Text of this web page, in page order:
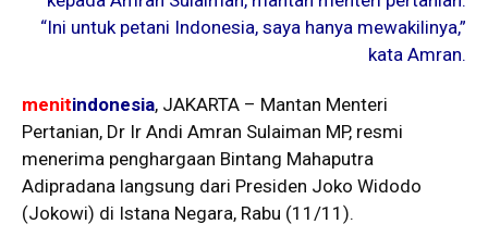
“Ini untuk petani Indonesia, saya hanya mewakilinya,”
kata Amran.
menitindonesia, JAKARTA – Mantan Menteri
Pertanian, Dr Ir Andi Amran Sulaiman MP, resmi
menerima penghargaan Bintang Mahaputra
Adipradana langsung dari Presiden Joko Widodo
(Jokowi) di Istana Negara, Rabu (11/11).